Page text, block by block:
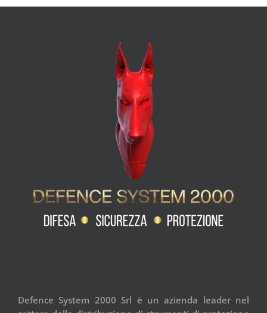
Defence System 2000 Srl è un azienda leader nel